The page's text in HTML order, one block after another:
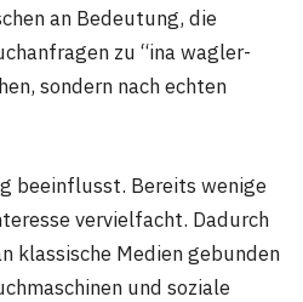
an Bedeutung, die
zu “ina wagler-
sondern nach echten
beeinflusst. Bereits wenige
vervielfacht. Dadurch
klassische Medien gebunden
und soziale